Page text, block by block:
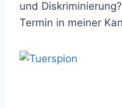
und
Termin in meiner